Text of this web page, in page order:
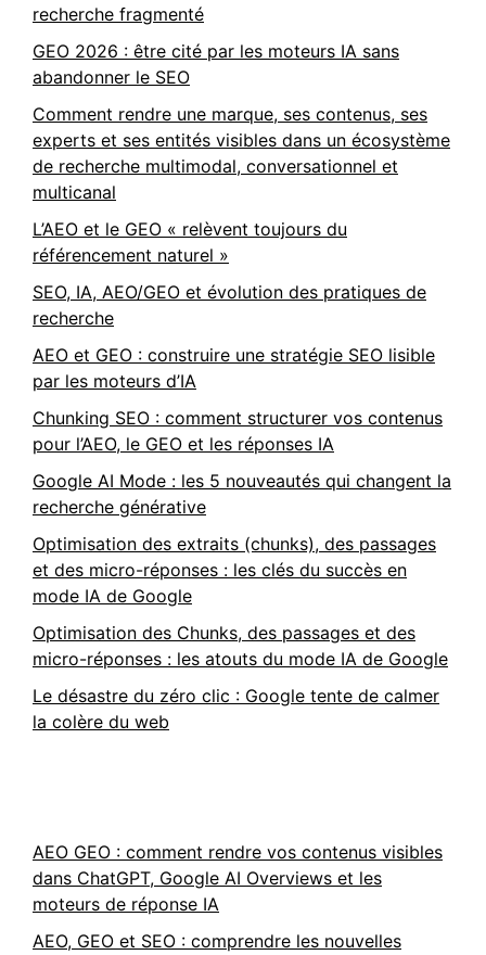
recherche fragmenté
GEO 2026 : être cité par les moteurs IA sans
abandonner le SEO
Comment rendre une marque, ses contenus, ses
experts et ses entités visibles dans un écosystème
de recherche multimodal, conversationnel et
multicanal
L’AEO et le GEO « relèvent toujours du
référencement naturel »
SEO, IA, AEO/GEO et évolution des pratiques de
recherche
AEO et GEO : construire une stratégie SEO lisible
par les moteurs d’IA
Chunking SEO : comment structurer vos contenus
pour l’AEO, le GEO et les réponses IA
Google AI Mode : les 5 nouveautés qui changent la
recherche générative
Optimisation des extraits (chunks), des passages
et des micro-réponses : les clés du succès en
mode IA de Google
Optimisation des Chunks, des passages et des
micro-réponses : les atouts du mode IA de Google
Le désastre du zéro clic : Google tente de calmer
la colère du web
AEO GEO : comment rendre vos contenus visibles
dans ChatGPT, Google AI Overviews et les
moteurs de réponse IA
AEO, GEO et SEO : comprendre les nouvelles